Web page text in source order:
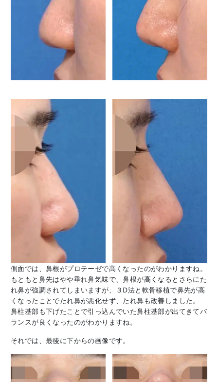
側面では、鼻根がプロテーゼで高くなったのがわかりますね。
もともと鼻先はやや垂れ鼻気味で、鼻根が高くなるとさらにた
れ鼻が強調されてしまいますが、３D法と軟骨移植で鼻先が高
くなったことでたれ鼻が悪化せず、たれ鼻も改善しました。
鼻柱基部も下げたことで引っ込んでいた鼻柱基部が出てきてバ
ランスが良くなったのがわかりますね。
それでは、最後に下からの画像です。